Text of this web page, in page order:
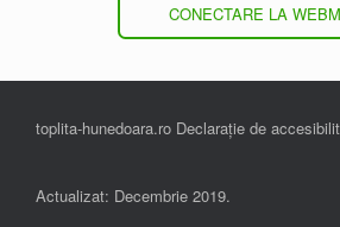
CONECTARE LA
toplita-hunedoara.ro Declarație de
Actualizat: Decembrie 2019.